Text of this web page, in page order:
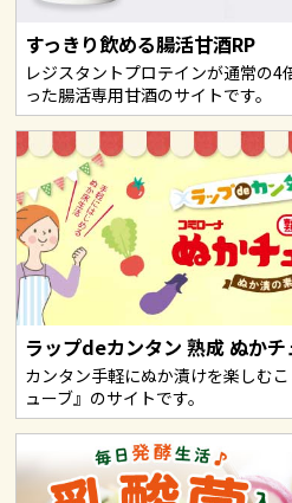
すっきり飲める腸活甘酒RP
レジスタントプロテインが通常の4
った腸活専用甘酒のサイトです。
ラップdeカンタン 熟成 ぬかチ
カンタン手軽にぬか漬けを楽しむ
ューブ』のサイトです。